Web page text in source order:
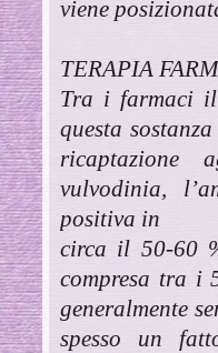
viene
TERAPIA
Tra i farmaci
questa
ricaptazione
vulvodinia,
positiva in
circa il 50-60
compresa tra i
generalmente
spesso un